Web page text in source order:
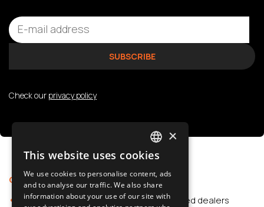
Check our privacy policy
Offer
Car Accessories
Support
Authorized dealers
POLISH
SLOVAK
ENGLISH
×
This website uses cookies
We use cookies to personalise content, ads
and to analyse our traffic. We also share
information about your use of our site with